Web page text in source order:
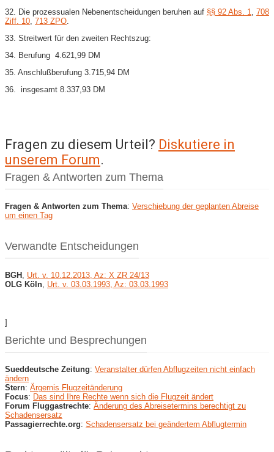
32. Die prozessualen Nebenentscheidungen beruhen auf §§ 92 Abs. 1
708
Ziff. 10 713 ZPO
33. Streitwert für den zweiten Rechtszug:
34. Berufung 4.621,99 DM
35. Anschlußberufung 3.715,94 DM
36. insgesamt 8.337,93 DM
Fragen zu diesem Urteil? Diskutiere in
unserem Forum.
Fragen & Antworten zum Thema
Fragen & Antworten zum Thema: Verschiebung der geplanten Abreise
um einen Tag
Verwandte Entscheidungen
BGH Urt. v. 10.12.2013, Az: X ZR 24/13
OLG Köln Urt. v. 03.03.1993, Az: 03.03.1993
]
Berichte und Besprechungen
Sueddeutsche Zeitung: Veranstalter dürfen Abflugzeiten nicht einfach
ändern
Stern: Ärgernis Flugzeitänderung
Focus: Das sind Ihre Rechte wenn sich die Flugzeit ändert
Forum Fluggastrechte: Änderung des Abreisetermins berechtigt zu
Schadensersatz
Passagierrechte.org: Schadensersatz bei geändertem Abflugtermin